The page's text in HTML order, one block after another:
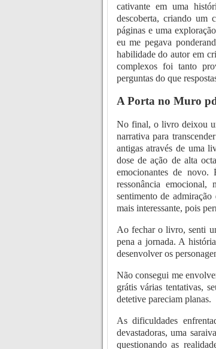
cativante em uma
descoberta, criando um
páginas e uma
eu me pegava
habilidade do autor em
complexos foi tanto
perguntas do que
A Porta no Muro
No final, o livro deixou
narrativa para
antigas através de uma
dose de ação de alta
emocionantes de
ressonância
sentimento de
mais interessante, pois
Ao fechar o livro, senti
pena a jornada. A
desenvolver os
Não consegui me
grátis várias tentativas,
detetive pareciam planas.
As dificuldades
devastadoras, uma
questionando as